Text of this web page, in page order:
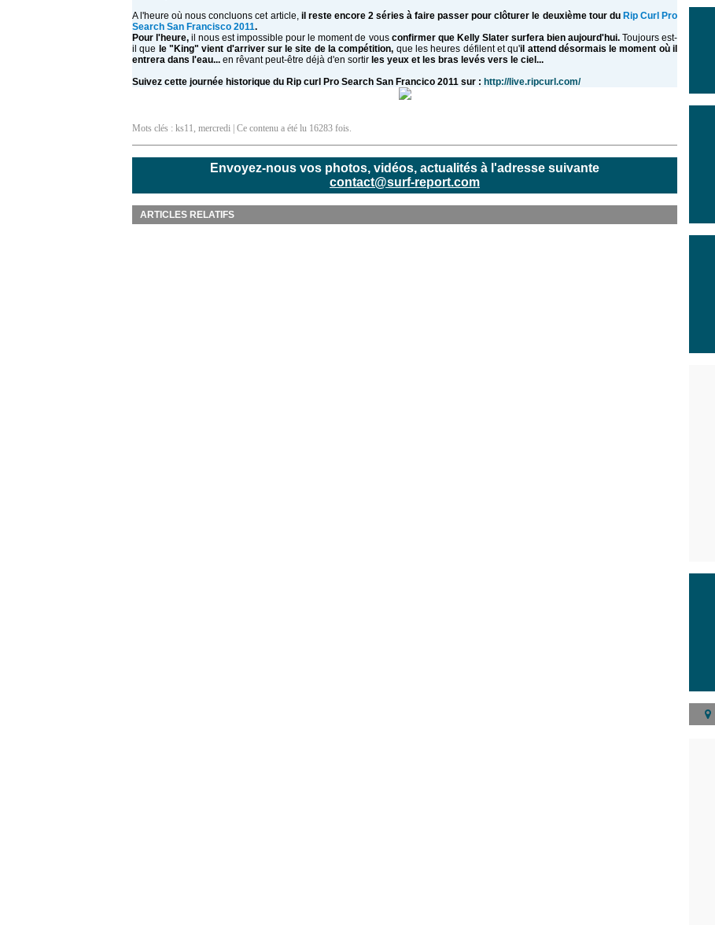
A l'heure où nous concluons cet article,il reste encore 2 séries à faire passer pour clôturer le deuxième tour du Rip Curl Pro
Search San Francisco 2011.
Pour l'heure,il nous est impossible pour le moment de vous confirmer que Kelly Slater surfera bien aujourd'hui. Toujours est-
il que le "King" vient d'arriversur le site de la compétition, que les heures défilent et qu'il attend désormais le moment où il
entrera dans l'eau... en rêvant peut-être déjà d'en sortir les yeux et les bras levés vers le ciel...
Suivez cette journée historique du Rip curl Pro Search San Francico 2011 sur : http://live.ripcurl.com/
Mots clés : ks11, mercredi | Ce contenu a été lu 16283 fois.
Envoyez-nous vos photos, vidéos, actualités à l'adresse suivante
contact@surf-report.com
ARTICLES RELATIFS